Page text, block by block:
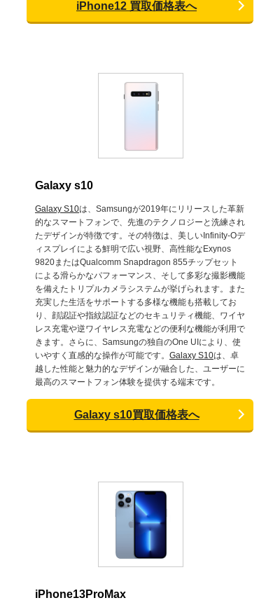
iPhone12 買取価格表へ
Galaxy s10
Galaxy S10は、Samsungが2019年にリリースした革新
的なスマートフォンで、先進のテクノロジーと洗練され
たデザインが特徴です。その特徴は、美しいInfinity-Oデ
ィスプレイによる鮮明で広い視野、高性能なExynos
9820またはQualcomm Snapdragon 855チップセット
による滑らかなパフォーマンス、そして多彩な撮影機能
を備えたトリプルカメラシステムが挙げられます。また
充実した生活をサポートする多様な機能も搭載してお
り、顔認証や指紋認証などのセキュリティ機能、ワイヤ
レス充電や逆ワイヤレス充電などの便利な機能が利用で
きます。さらに、Samsungの独自のOne UIにより、使
いやすく直感的な操作が可能です。 Galaxy S10は、卓
越した性能と魅力的なデザインが融合した、ユーザーに
最高のスマートフォン体験を提供する端末です。
Galaxy s10買取価格表へ
iPhone13ProMax